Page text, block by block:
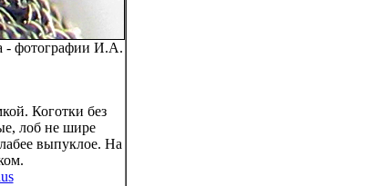
- фотографии И.А.
Коготки без
лоб не шире
выпуклое. На